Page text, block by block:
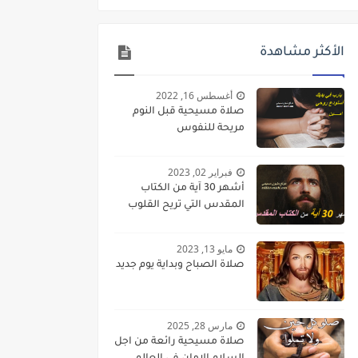
الأكثر مشاهدة
أغسطس 16, 2022
صلاة مسيحية قبل النوم
مريحة للنفوس
فبراير 02, 2023
أشهر 30 آية من الكتاب
المقدس التي تريح القلوب
مايو 13, 2023
صلاة الصباح وبداية يوم جديد
مارس 28, 2025
صلاة مسيحية رائعة من اجل